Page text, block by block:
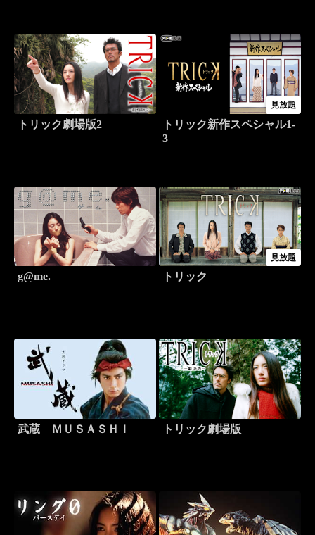
トリック劇場版2
見放題
トリック新作スペシャル1-
3
g@me.
見放題
トリック
武蔵 ＭＵＳＡＳＨＩ トリック劇場版